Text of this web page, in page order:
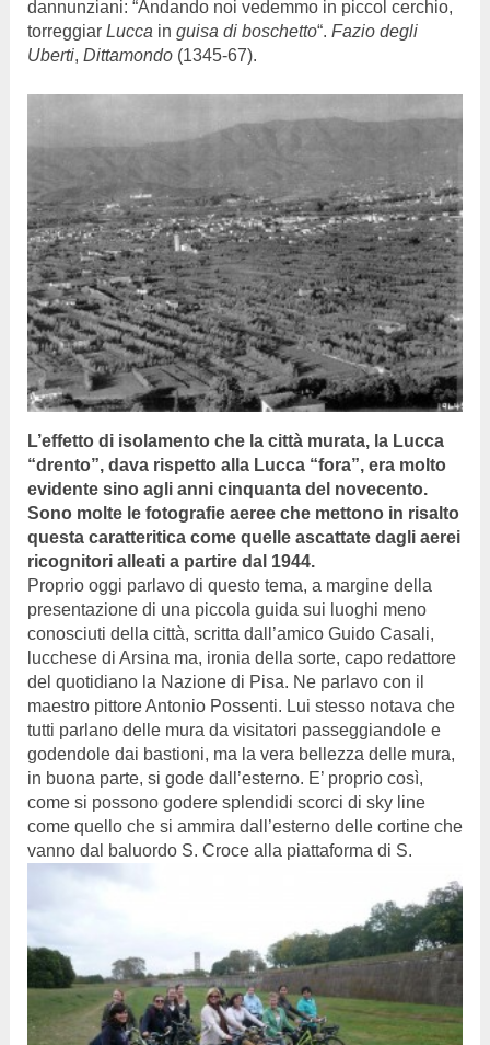
dannunziani: “Andando noi vedemmo in piccol cerchio,
torreggiar Lucca in guisa di boschetto“. Fazio degli
Uberti, Dittamondo(1345-67).
L’effetto di isolamento che la città murata, la Lucca
“drento”, dava rispetto alla Lucca “fora”, era molto
evidente sino agli anni cinquanta del novecento.
Sono molte le fotografie aeree che mettono in risalto
questa caratteritica come quelle ascattate dagli aerei
ricognitori alleati a partire dal 1944.
Proprio oggi parlavo di questo tema, a margine della
presentazione di una piccola guida sui luoghi meno
conosciuti della città, scritta dall’amico Guido Casali,
lucchese di Arsina ma, ironia della sorte, capo redattore
del quotidiano la Nazione di Pisa. Ne parlavo con il
maestro pittore Antonio Possenti. Lui stesso notava che
tutti parlano delle mura da visitatori passeggiandole e
godendole dai bastioni, ma la vera bellezza delle mura,
in buona parte, si gode dall’esterno. E’ proprio così,
come si possono godere splendidi scorci di sky line
come quello che si ammira dall’esterno delle cortine che
vanno dal baluordo S. Croce alla piattaforma di S.